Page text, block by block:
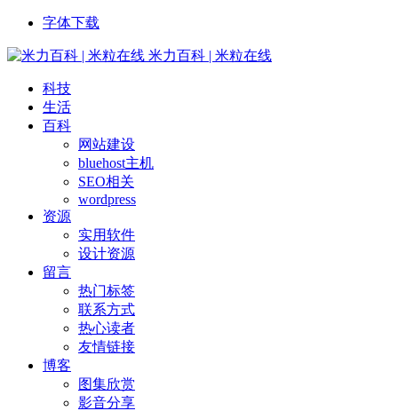
字体下载
米力百科 | 米粒在线
科技
生活
百科
网站建设
bluehost主机
SEO相关
wordpress
资源
实用软件
设计资源
留言
热门标签
联系方式
热心读者
友情链接
博客
图集欣赏
影音分享